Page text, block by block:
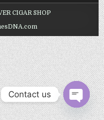
CIGAR SHOP
Contact us
OPEN